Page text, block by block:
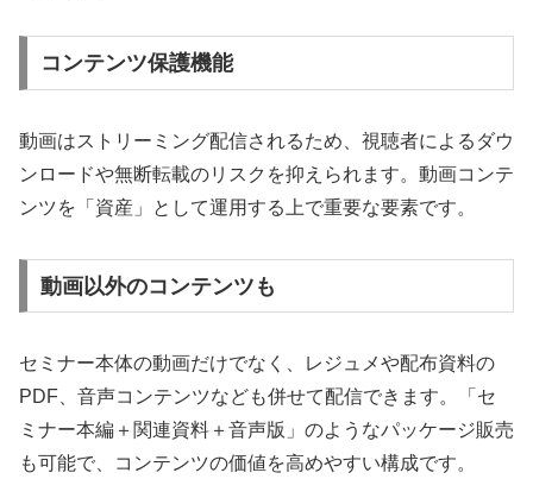
コンテンツ保護機能
動画はストリーミング配信されるため、視聴者によるダウ
ンロードや無断転載のリスクを抑えられます。動画コンテ
ンツを「資産」として運用する上で重要な要素です。
動画以外のコンテンツも
セミナー本体の動画だけでなく、レジュメや配布資料の
PDF、音声コンテンツなども併せて配信できます。「セ
ミナー本編＋関連資料＋音声版」のようなパッケージ販売
も可能で、コンテンツの価値を高めやすい構成です。